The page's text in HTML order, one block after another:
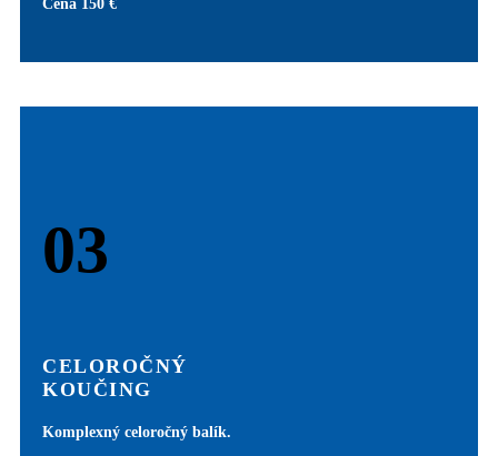
Cena 150 €
03
CELOROČNÝ
KOUČING
Komplexný celoročný balík.